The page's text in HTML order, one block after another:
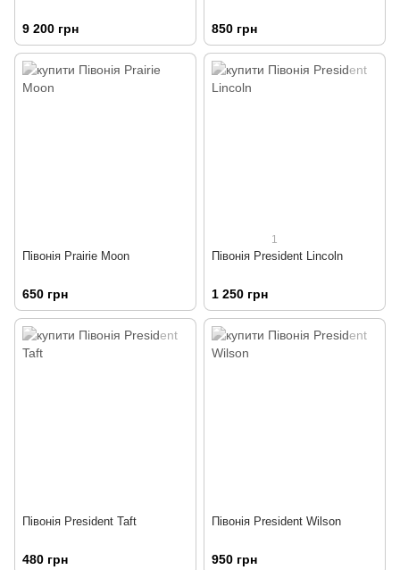
9 200 грн 850 грн
Півонія Prairie Moon
650 грн
1
Півонія President Lincoln
1 250 грн
Півонія President Taft
480 грн
Півонія President Wilson
950 грн